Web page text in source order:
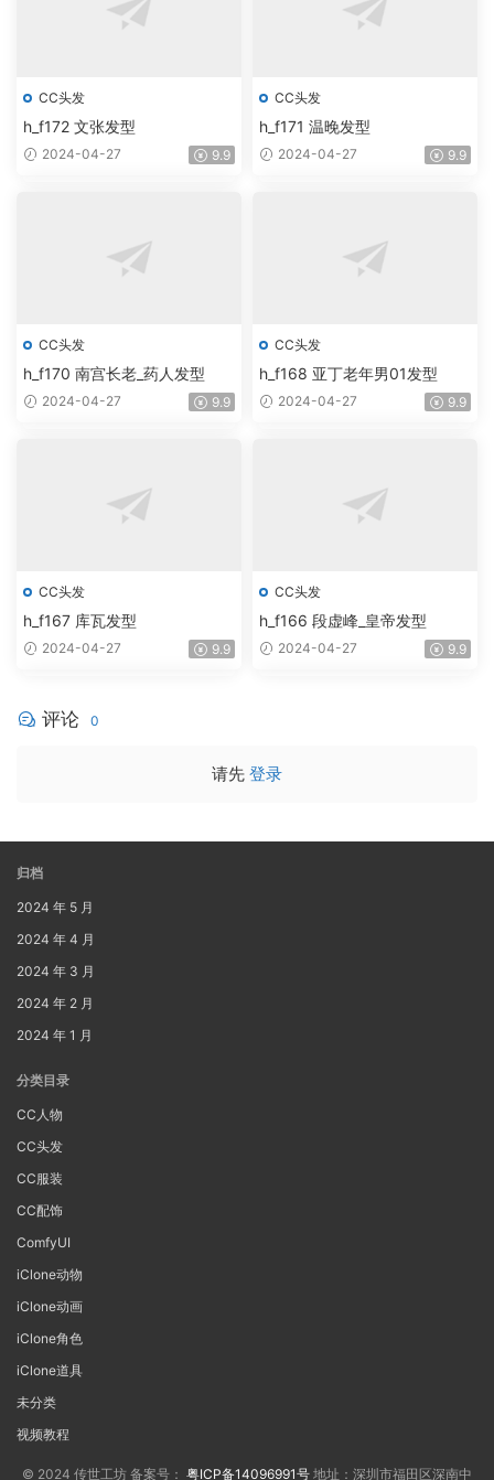
CC头发
h_f172 文张发型
2024-04-27 9.9
CC头发
h_f171 温晚发型
2024-04-27 9.9
CC头发
h_f170 南宫长老_药人发型
2024-04-27 9.9
CC头发
h_f168 亚丁老年男01发型
2024-04-27 9.9
CC头发
h_f167 库瓦发型
2024-04-27 9.9
CC头发
h_f166 段虚峰_皇帝发型
2024-04-27 9.9
评论 0
请先 登录
归档
2024 年 5 月
2024 年 4 月
2024 年 3 月
2024 年 2 月
2024 年 1 月
分类目录
CC人物
CC头发
CC服装
CC配饰
ComfyUI
iClone动物
iClone动画
iClone角色
iClone道具
未分类
视频教程
© 2024 传世工坊 备案号： 粤ICP备14096991号 地址：深圳市福田区深南中